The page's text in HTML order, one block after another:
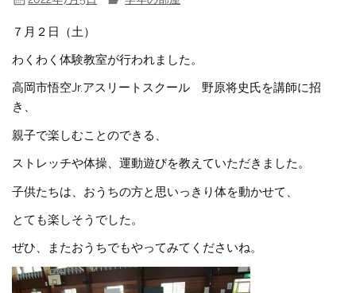
７月２日（土）
わくわく体験教室が行われました。
高岡市悟空Jr.アスリートスクール 野原将史氏を講師に招
き、
親子で楽しむことのできる、
ストレッチや体操、運動遊びを教えていただきました。
子供たちは、おうちの方と思いっきり体を動かせて、
とても楽しそうでした。
ぜひ、またおうちでもやってみてくださいね。